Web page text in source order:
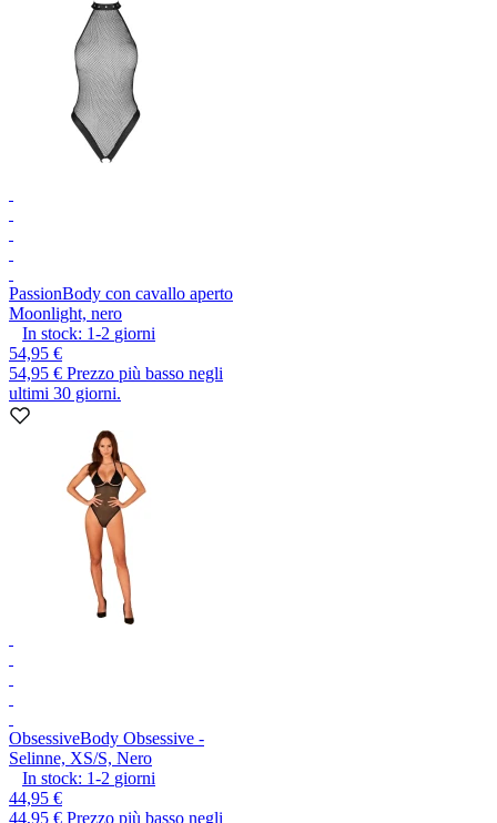
PassionBody con cavallo aperto
Moonlight, nero
In stock: 1-2 giorni
54,95 €
54,95 € Prezzo più basso negli
ultimi 30 giorni.
ObsessiveBody Obsessive -
Selinne, XS/S, Nero
In stock: 1-2 giorni
44,95 €
44,95 € Prezzo più basso negli